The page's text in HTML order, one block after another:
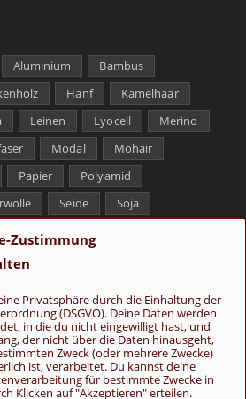
Zustimmung
Privatsphäre durch die Einhaltung der
(DSGVO). Deine Daten werden
in die du nicht eingewilligt hast, und
der nicht über die Daten hinausgeht,
Zweck (oder mehrere Zwecke)
ist, verarbeitet. Du kannst deine
für bestimmte Zwecke in
Klicken auf "Akzeptieren" erteilen.
Aluminium
Bambus
Hanf
Kamelhaar
Leinen Lyocell
Merino
Modal
Mohair
Papier
Polyamid
Seide
Soja